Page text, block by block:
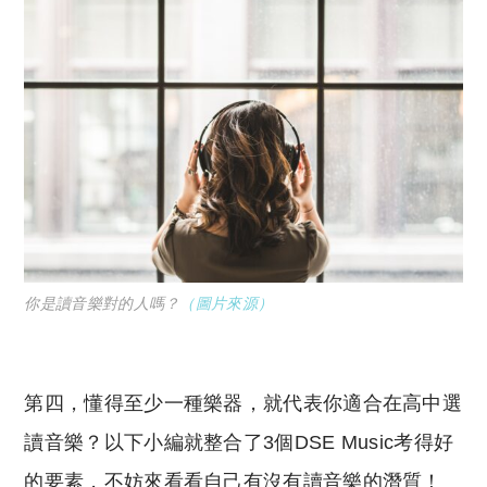
你是讀音樂對的人嗎？ （圖片來源）
第四，懂得至少一種樂器，就代表你適合在高中選
讀音樂？以下小編就整合了3個DSE Music考得好
的要素，不妨來看看自己有沒有讀音樂的潛質！